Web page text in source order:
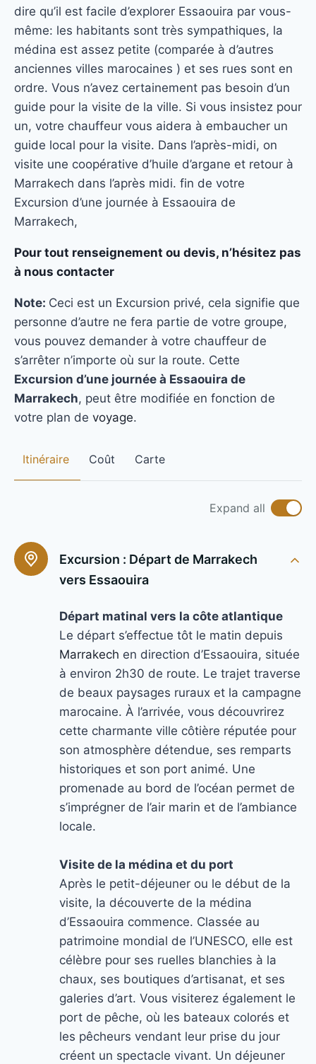
dire qu’il est facile d’explorer Essaouira par vous-
même: les habitants sont très sympathiques, la
médina est assez petite (comparée à d’autres
anciennes villes marocaines ) et ses rues sont en
ordre. Vous n’avez certainement pas besoin d’un
guide pour la visite de la ville. Si vous insistez pour
un, votre chauffeur vous aidera à embaucher un
guide local pour la visite. Dans l’après-midi, on
visite une coopérative d’huile d’argane et retour à
Marrakech dans l’après midi. fin de votre
Excursion d’une journée à Essaouira de
Marrakech,
Pour tout renseignement ou devis, n’hésitez pas
à nous contacter
Note: Ceci est un Excursion privé, cela signifie que
personne d’autre ne fera partie de votre groupe,
vous pouvez demander à votre chauffeur de
s’arrêter n’importe où sur la route. Cette
Excursion d’une journée à Essaouira de
Marrakech, peut être modifiée en fonction de
votre plan de voyage.
Itinéraire Coût Carte
Expand all
Excursion : Départ de Marrakech
vers Essaouira
Départ matinal vers la côte atlantique
Le départ s’effectue tôt le matin depuis
Marrakech en direction d’Essaouira, située
à environ 2h30 de route. Le trajet traverse
de beaux paysages ruraux et la campagne
marocaine. À l’arrivée, vous découvrirez
cette charmante ville côtière réputée pour
son atmosphère détendue, ses remparts
historiques et son port animé. Une
promenade au bord de l’océan permet de
s’imprégner de l’air marin et de l’ambiance
locale.
Visite de la médina et du port
Après le petit-déjeuner ou le début de la
visite, la découverte de la médina
d’Essaouira commence. Classée au
patrimoine mondial de l’UNESCO, elle est
célèbre pour ses ruelles blanchies à la
chaux, ses boutiques d’artisanat, et ses
galeries d’art. Vous visiterez également le
port de pêche, où les bateaux colorés et
les pêcheurs vendant leur prise du jour
créent un spectacle vivant. Un déjeuner